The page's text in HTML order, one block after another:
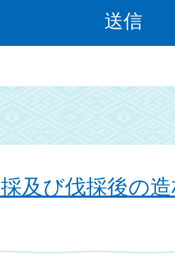
及び伐採後の